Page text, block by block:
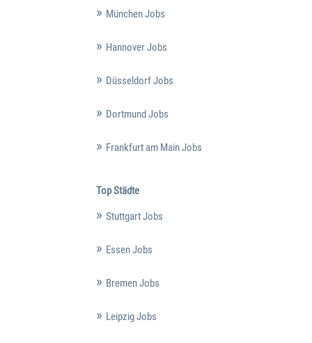
München Jobs
Hannover Jobs
Düsseldorf Jobs
Dortmund Jobs
Frankfurt am Main Jobs
Top Städte
Stuttgart Jobs
Essen Jobs
Bremen Jobs
Leipzig Jobs